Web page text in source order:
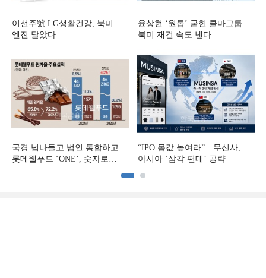
이선주號 LG생활건강, 북미
엔진 달았다
윤상현 ‘원톱ʼ 굳힌 콜마그룹…
북미 재건 속도 낸다
국경 넘나들고 법인 통합하고…
롯데웰푸드 ‘ONE’, 숫자로
“IPO 몸값 높여라”…무신사,
아시아 ‘삼각 편대’ 공략